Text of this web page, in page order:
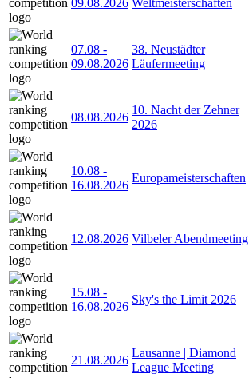
07.08 -
09.08.2026
38. Neustädter
Läufermeeting
08.08.2026
10. Nacht der Zehner
2026
10.08 -
16.08.2026
Europameisterschaften
12.08.2026 Vilbeler Abendmeeting
15.08 -
16.08.2026
Sky's the Limit 2026
21.08.2026
Lausanne | Diamond
League Meeting